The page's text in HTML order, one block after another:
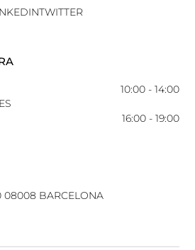
TWITTER
10:00 - 14:00
16:00 - 19:00
08008 BARCELONA